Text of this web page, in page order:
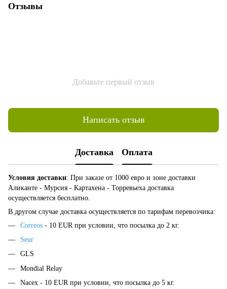
Отзывы
Добавьте первый отзыв
Написать отзыв
Доставка Оплата
Условия доставки: При заказе от 1000 евро и зоне доставки
Аликанте - Мурсия - Картахена - Торревьеха доставка
осуществляется бесплатно.
В другом случае доставка осуществляется по тарифам перевозчика:
Correos - 10 EUR при условии, что посылка до 2 кг.
Seur
GLS
Mondial Relay
Nacex - 10 EUR при условии, что посылка до 5 кг.